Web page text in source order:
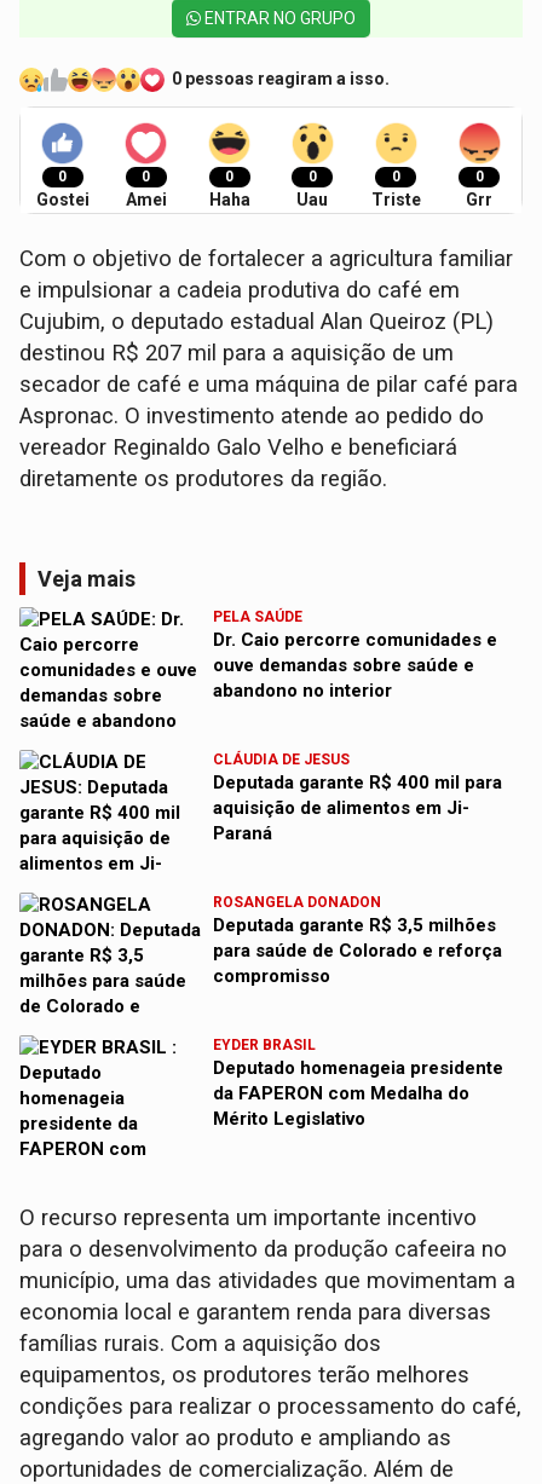
ENTRAR NO GRUPO
0 pessoas reagiram a isso.
0
Gostei
0
Amei
0
Haha
0
Uau
0
Triste
0
Grr
Com o objetivo de fortalecer a agricultura familiar
e impulsionar a cadeia produtiva do café em
Cujubim, o deputado estadual Alan Queiroz (PL)
destinou R$ 207 mil para a aquisição de um
secador de café e uma máquina de pilar café para
Aspronac. O investimento atende ao pedido do
vereador Reginaldo Galo Velho e beneficiará
diretamente os produtores da região.
Veja mais
PELA SAÚDE
Dr. Caio percorre comunidades e
ouve demandas sobre saúde e
abandono no interior
CLÁUDIA DE JESUS
Deputada garante R$ 400 mil para
aquisição de alimentos em Ji-
Paraná
ROSANGELA DONADON
Deputada garante R$ 3,5 milhões
para saúde de Colorado e reforça
compromisso
EYDER BRASIL
Deputado homenageia presidente
da FAPERON com Medalha do
Mérito Legislativo
O recurso representa um importante incentivo
para o desenvolvimento da produção cafeeira no
município, uma das atividades que movimentam a
economia local e garantem renda para diversas
famílias rurais. Com a aquisição dos
equipamentos, os produtores terão melhores
condições para realizar o processamento do café,
agregando valor ao produto e ampliando as
oportunidades de comercialização. Além de